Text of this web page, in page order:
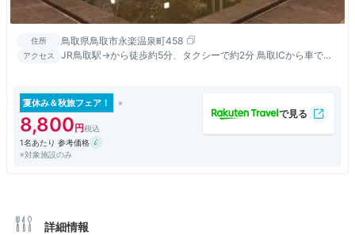
住所 鳥取県鳥取市永楽温泉町458
アクセス
JR鳥取駅→から徒歩約5分、タクシーで約2分 鳥取ICから車で約
夏休み＆秋旅フェア！
8,800
1名あたり 参考価格
※対象施設のみ
詳細情報